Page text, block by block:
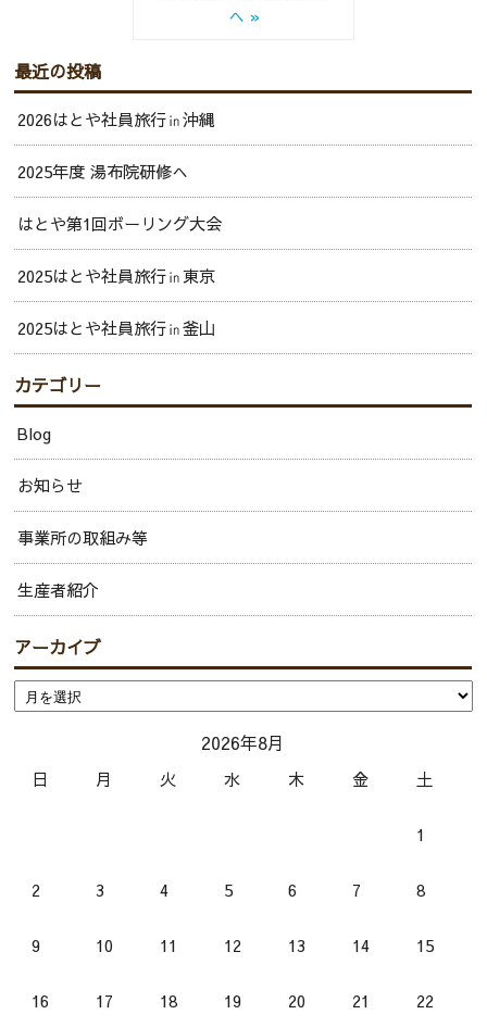
へ »
最近の投稿
2026はとや社員旅行㏌沖縄
2025年度 湯布院研修へ
はとや第1回ボーリング大会
2025はとや社員旅行㏌東京
2025はとや社員旅行㏌釜山
カテゴリー
Blog
お知らせ
事業所の取組み等
生産者紹介
アーカイブ
2026年8月
日 月 火 水 木 金 土
1
2 3 4 5 6 7 8
9 10 11 12 13 14 15
16 17 18 19 20 21 22